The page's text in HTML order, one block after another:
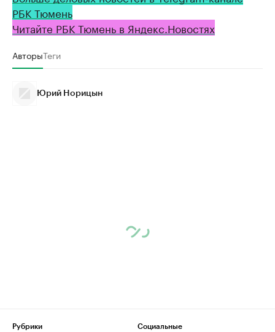
РБК Тюмень
Читайте РБК Тюмень в Яндекс.Новостях
АвторыТеги
Юрий Норицын
Рубрики
Социальные